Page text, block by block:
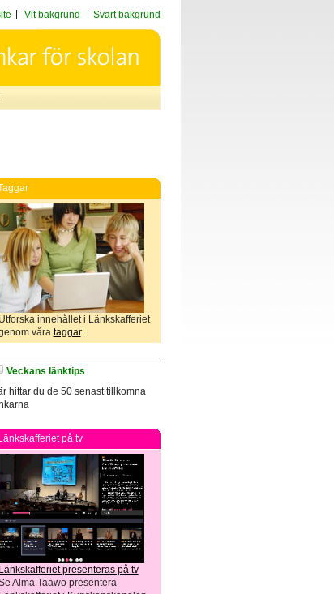
Vit bakgrund Svart bakgrund
Utforska innehållet i Länkskafferiet
våra taggar.
Veckans länktips
hittar du de 50 senast tillkomna
Länkskafferiet på tv
Länkskafferiet presenteras på tv
Alma Taawo presentera